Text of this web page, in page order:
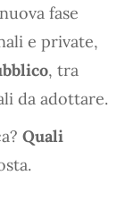
fase
e private,
, tra
da adottare.
Quali